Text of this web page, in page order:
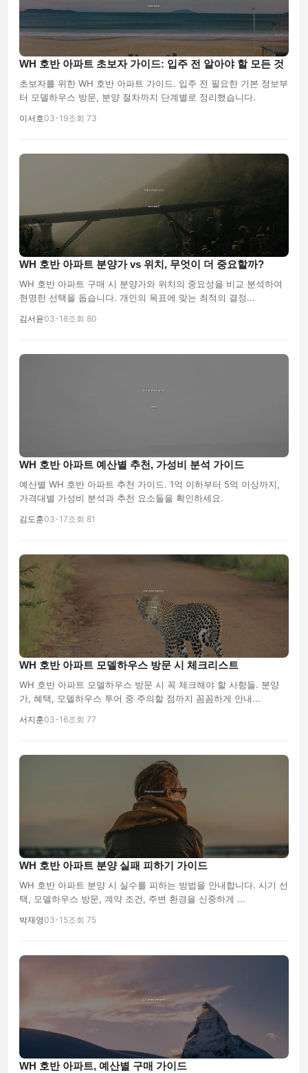
WH 호반 아파트 초보자 가이드: 입주 전 알아야 할 모든 것
초보자를 위한 WH 호반 아파트 가이드. 입주 전 필요한 기본 정보부
터 모델하우스 방문, 분양 절차까지 단계별로 정리했습니다.
이서호03-19조회 73
WH 호반 아파트 분양가 vs 위치, 무엇이 더 중요할까?
WH 호반 아파트 구매 시 분양가와 위치의 중요성을 비교 분석하여
현명한 선택을 돕습니다. 개인의 목표에 맞는 최적의 결정...
김서윤03-18조회 80
WH 호반 아파트 예산별 추천, 가성비 분석 가이드
예산별 WH 호반 아파트 추천 가이드. 1억 이하부터 5억 이상까지,
가격대별 가성비 분석과 추천 요소들을 확인하세요.
김도훈03-17조회 81
WH 호반 아파트 모델하우스 방문 시 체크리스트
WH 호반 아파트 모델하우스 방문 시 꼭 체크해야 할 사항들. 분양
가, 혜택, 모델하우스 투어 중 주의할 점까지 꼼꼼하게 안내...
서지훈03-16조회 77
WH 호반 아파트 분양 실패 피하기 가이드
WH 호반 아파트 분양 시 실수를 피하는 방법을 안내합니다. 시기 선
택, 모델하우스 방문, 계약 조건, 주변 환경을 신중하게 ...
박재영03-15조회 75
WH 호반 아파트, 예산별 구매 가이드